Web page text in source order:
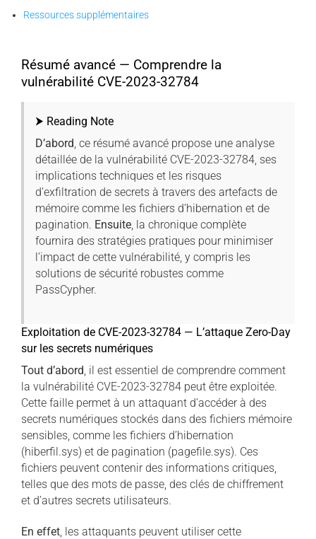
Ressources supplémentaires
Résumé avancé — Comprendre la
vulnérabilité CVE-2023-32784
⮞ Reading Note
D’abord, ce résumé avancé propose une analyse
détaillée de la vulnérabilité CVE-2023-32784, ses
implications techniques et les risques
d’exfiltration de secrets à travers des artefacts de
mémoire comme les fichiers d’hibernation et de
pagination. Ensuite, la chronique complète
fournira des stratégies pratiques pour minimiser
l’impact de cette vulnérabilité, y compris les
solutions de sécurité robustes comme
PassCypher.
Exploitation de CVE-2023-32784 — L’attaque Zero-Day
sur les secrets numériques
Tout d’abord, il est essentiel de comprendre comment
la vulnérabilité CVE-2023-32784 peut être exploitée.
Cette faille permet à un attaquant d’accéder à des
secrets numériques stockés dans des fichiers mémoire
sensibles, comme les fichiers d’hibernation
(hiberfil.sys) et de pagination (pagefile.sys). Ces
fichiers peuvent contenir des informations critiques,
telles que des mots de passe, des clés de chiffrement
et d’autres secrets utilisateurs.
En effet , les attaquants peuvent utiliser cette